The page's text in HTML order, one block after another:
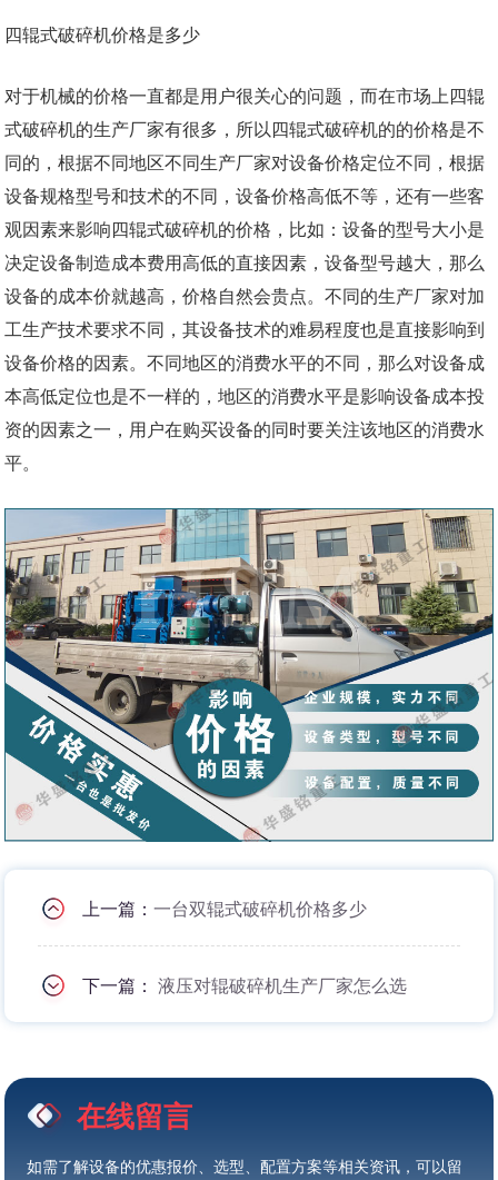
四辊式破碎机价格是多少
对于机械的价格一直都是用户很关心的问题，而在市场上四辊
式破碎机的生产厂家有很多，所以四辊式破碎机的的价格是不
同的，根据不同地区不同生产厂家对设备价格定位不同，根据
设备规格型号和技术的不同，设备价格高低不等，还有一些客
观因素来影响四辊式破碎机的价格，比如：设备的型号大小是
决定设备制造成本费用高低的直接因素，设备型号越大，那么
设备的成本价就越高，价格自然会贵点。不同的生产厂家对加
工生产技术要求不同，其设备技术的难易程度也是直接影响到
设备价格的因素。不同地区的消费水平的不同，那么对设备成
本高低定位也是不一样的，地区的消费水平是影响设备成本投
资的因素之一，用户在购买设备的同时要关注该地区的消费水
平。
上一篇：一台双辊式破碎机价格多少
下一篇：液压对辊破碎机生产厂家怎么选
在线留言
如需了解设备的优惠报价、选型、配置方案等相关资讯，可以留